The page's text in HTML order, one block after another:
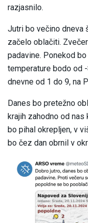
razjasnilo.
Jutri bo večino dneva
začelo oblačiti.
padavine. Ponekod
temperature bodo od
dnevne od 1 do 9, na
Danes bo pretežno
krajih zahodno od nas
bo pihal okrepljen, v
bo čez dan obrnil v